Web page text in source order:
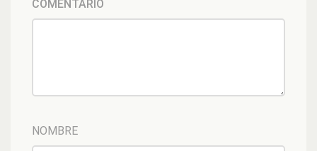
COMENTARIO
NOMBRE